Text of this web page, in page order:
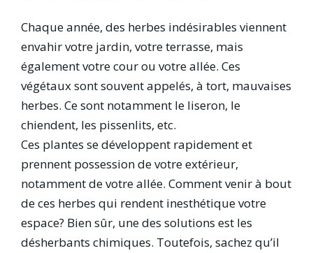
Chaque année, des herbes indésirables viennent
envahir votre jardin, votre terrasse, mais
également votre cour ou votre allée. Ces
végétaux sont souvent appelés, à tort, mauvaises
herbes. Ce sont notamment le liseron, le
chiendent, les pissenlits, etc.
Ces plantes se développent rapidement et
prennent possession de votre extérieur,
notamment de votre allée. Comment venir à bout
de ces herbes qui rendent inesthétique votre
espace? Bien sûr, une des solutions est les
désherbants chimiques. Toutefois, sachez qu’il